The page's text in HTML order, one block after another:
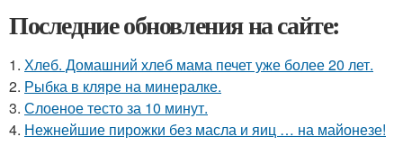
Последние обновления на сайте:
1. Хлеб. Домашний хлеб мама печет уже более 20 лет.
2. Рыбка в кляре на минералке.
3. Слоеное тесто за 10 минут.
4. Нежнейшие пирожки без масла и яиц … на майонезе!